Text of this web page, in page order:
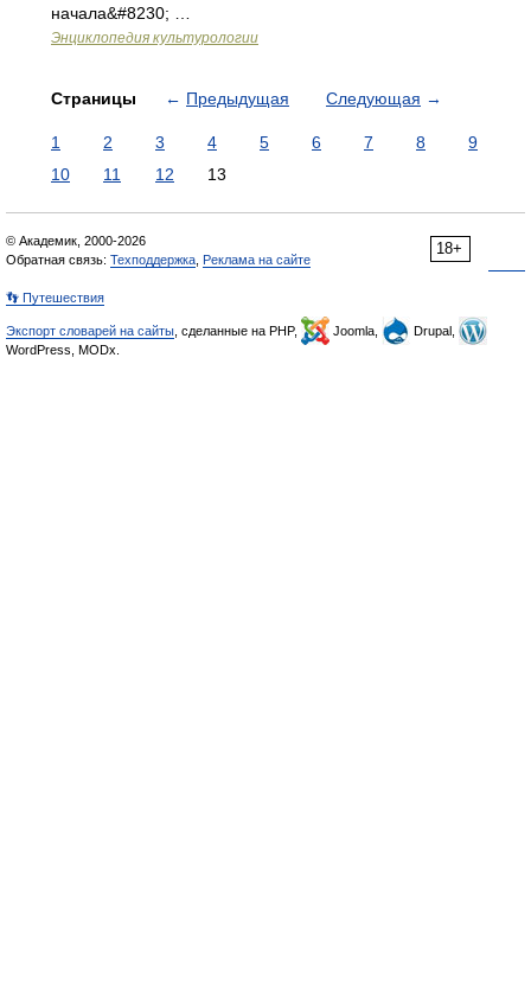
начала&#8230; …
Энциклопедия культурологии
Страницы ← Предыдущая Следующая →
1 2 3 4 5 6 7 8
9
10
11 12 13
18+
© Академик, 2000-2026
Обратная связь: Техподдержка Реклама на сайте
👣 Путешествия
Экспорт словарей на сайты , сделанные на PHP, Joomla,
Drupal,
WordPress, MODx.